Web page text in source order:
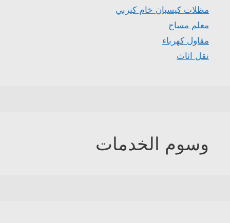
مظلات كيسبان خام كيربي
معلم مساح
مقاول كهرباء
نقل اثاث
وسوم الخدمات